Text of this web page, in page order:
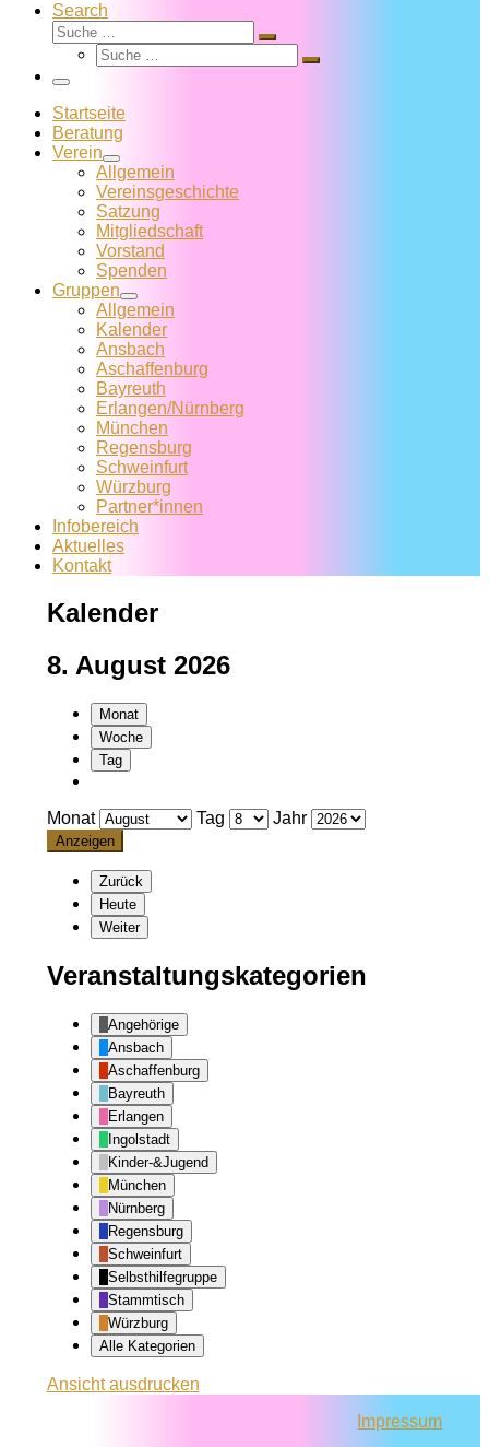
Search
Suche
Suche
Suche
Suche
Menü
Startseite
Beratung
Verein
Allgemein
Vereins­geschichte
Satzung
Mitglied­schaft
Vorstand
Spenden
Gruppen
Allgemein
Kalender
Ansbach
Aschaffenburg
Bayreuth
Erlangen/Nürnberg
München
Regensburg
Schweinfurt
Würzburg
Partner*innen
Infobereich
Aktuelles
Kontakt
Kalender
8. August 2026
Monat
Woche
Tag
Monat Tag Jahr
Zurück
Heute
Weiter
Veranstaltungskategorien
Angehörige
Ansbach
Aschaffenburg
Bayreuth
Erlangen
Ingolstadt
Kinder-&Jugend
München
Nürnberg
Regensburg
Schweinfurt
Selbsthilfegruppe
Stammtisch
Würzburg
Alle Kategorien
Ansichtausdrucken
Impressum